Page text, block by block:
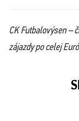
CK Futbalovýsen –
zájazdy po celej